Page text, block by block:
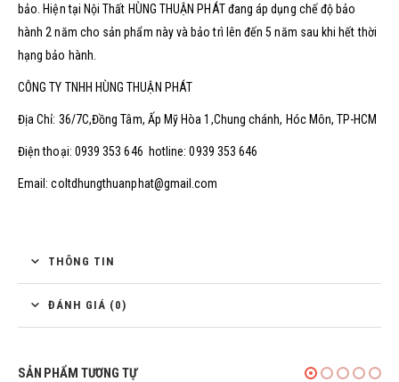
bảo. Hiện tại Nội Thất HÙNG THUẬN PHÁT đang áp dụng chế độ bảo
hành 2 năm cho sản phẩm này và bảo trì lên đến 5 năm sau khi hết thời
hạng bảo hành.
CÔNG TY TNHH HÙNG THUẬN PHÁT
Địa Chỉ: 36/7C,Đồng Tâm, Ấp Mỹ Hòa 1,Chung chánh, Hóc Môn, TP-HCM
Điện thoại: 0939 353 646 hotline: 0939 353 646
Email: coltdhungthuanphat@gmail.com
THÔNG TIN
ĐÁNH GIÁ (0)
SẢN PHẨM TƯƠNG TỰ